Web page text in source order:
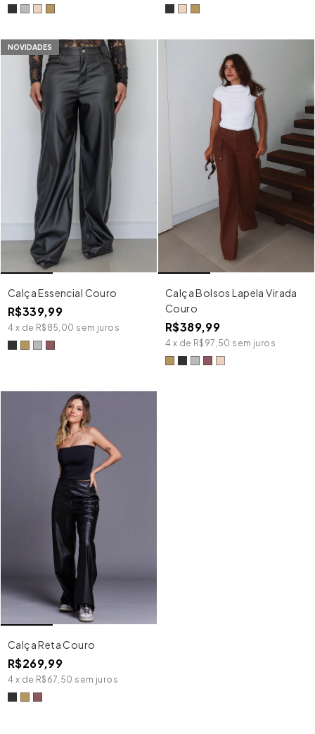
NOVIDADES
Calça Essencial Couro
R$339,99
4 x de R$85,00 sem juros
Calça Bolsos Lapela Virada
Couro
R$389,99
4 x de R$97,50 sem juros
Calça Reta Couro
R$269,99
4 x de R$67,50 sem juros